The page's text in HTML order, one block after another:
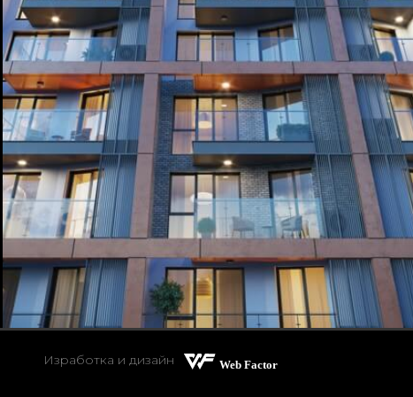
Изработка и дизайн